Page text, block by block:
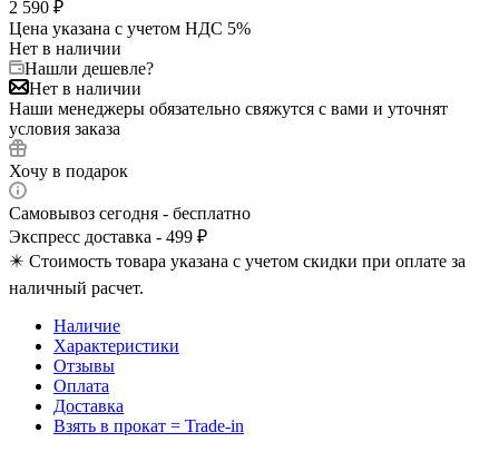
2 590 ₽
Цена указана с учетом НДС 5%
Нет в наличии
Нашли дешевле?
Нет в наличии
Наши менеджеры обязательно свяжутся с вами и уточнят
условия заказа
Хочу в подарок
Самовывоз сегодня - бесплатно
Экспресс доставка - 499 ₽
✴️ Стоимость товара указана с учетом скидки при оплате за
наличный расчет.
Наличие
Характеристики
Отзывы
Оплата
Доставка
Взять в прокат = Trade-in